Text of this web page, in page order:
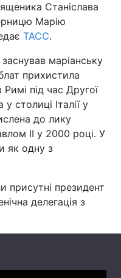
Станіслава
Марію
ТАСС.
маріанську
прихистила
під час Другої
столиці Італії у
до лику
ІІ у 2000 році. У
як одну з
присутні президент
делегація з